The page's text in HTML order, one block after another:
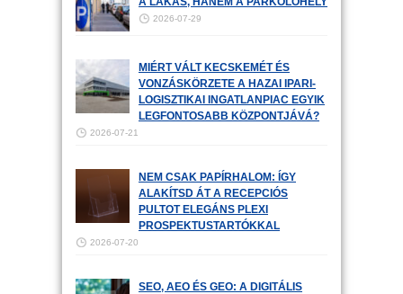
2026-07-29
MIÉRT VÁLT KECSKEMÉT ÉS
VONZÁSKÖRZETE A HAZAI IPARI-
LOGISZTIKAI INGATLANPIAC EGYIK
LEGFONTOSABB KÖZPONTJÁVÁ?
2026-07-21
NEM CSAK PAPÍRHALOM: ÍGY
ALAKÍTSD ÁT A RECEPCIÓS
PULTOT ELEGÁNS PLEXI
PROSPEKTUSTARTÓKKAL
2026-07-20
SEO, AEO ÉS GEO: A DIGITÁLIS